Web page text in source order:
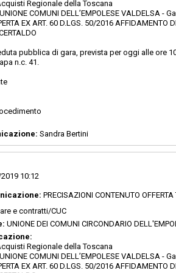
Regionale della Toscana
COMUNI DELL’EMPOLESE VALDELSA -
EX ART. 60 D.LGS. 50/2016 AFFIDAMENTO
pubblica di gara, prevista per oggi alle ore
n.c. 41.
Sandra Bertini
10:12
PRECISAZIONI CONTENUTO OFFERTA
e contratti/CUC
UNIONE DEI COMUNI CIRCONDARIO
Regionale della Toscana
COMUNI DELL’EMPOLESE VALDELSA -
EX ART. 60 D.LGS. 50/2016 AFFIDAMENTO